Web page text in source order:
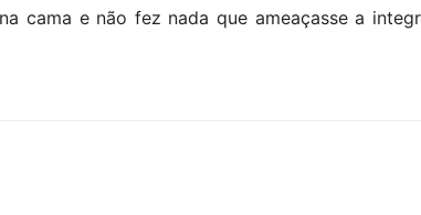
cama e não fez nada que ameaçasse a